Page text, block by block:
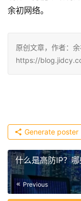
余初网络。
原创文章，作者：
https://
Generate poster
什么是高防IP？
Previous